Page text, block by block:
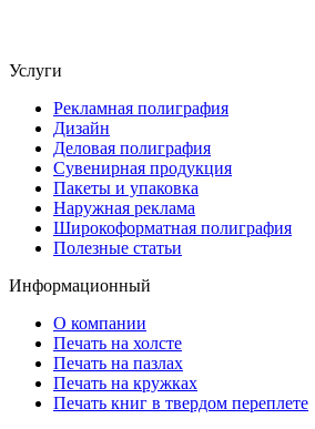
Услуги
Рекламная полиграфия
Дизайн
Деловая полиграфия
Сувенирная продукция
Пакеты и упаковка
Наружная реклама
Широкоформатная полиграфия
Полезные статьи
Информационный
О компании
Печать на холсте
Печать на пазлах
Печать на кружках
Печать книг в твердом переплете